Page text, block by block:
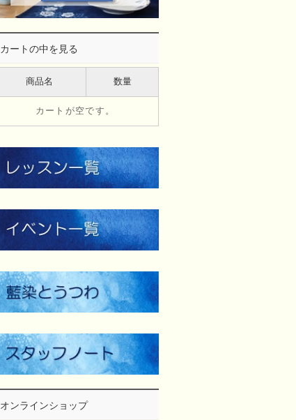
カートの中を見る
商品名 数量
カートが空です。
オンラインショップ